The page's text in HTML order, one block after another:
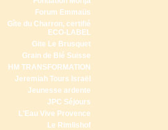
Forum Emmaüs
Gîte du Charron, certifié
ECO-LABEL
Gite Le Brusquet
Grain de Blé Suisse
HM TRANSFORMATION
Jeremiah Tours Israël
Jeunesse ardente
JPC Séjours
L'Eau Vive Provence
Le Rimlishof